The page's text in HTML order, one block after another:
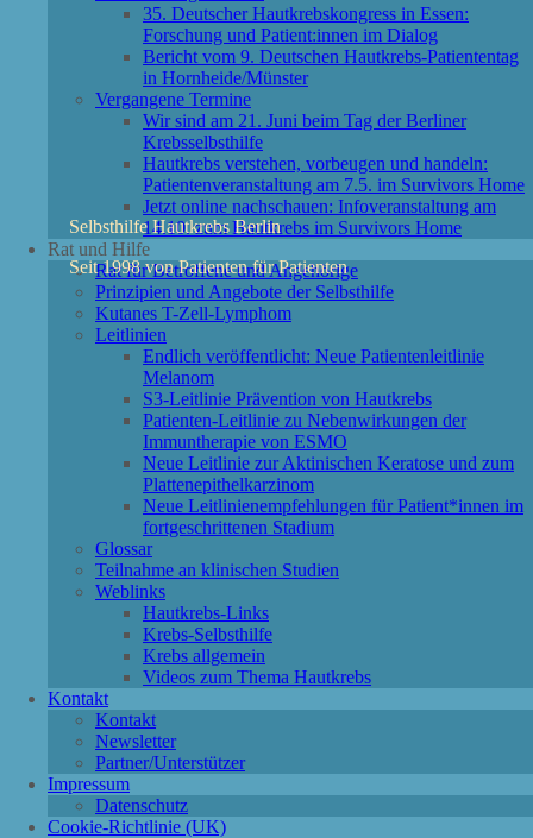
35. Deutscher Hautkrebskongress in Essen:
Forschung und Patient:innen im Dialog
Bericht vom 9. Deutschen Hautkrebs-Patiententag
in Hornheide/Münster
Vergangene Termine
Wir sind am 21. Juni beim Tag der Berliner
Krebsselbsthilfe
Hautkrebs verstehen, vorbeugen und handeln:
Patientenveranstaltung am 7.5. im Survivors Home
Jetzt online nachschauen: Infoveranstaltung am
14.10. zum Hautkrebs im Survivors Home
Rat und Hilfe
Rat für Betroffene und Angehörige
Prinzipien und Angebote der Selbsthilfe
Kutanes T-Zell-Lymphom
Leitlinien
Endlich veröffentlicht: Neue Patientenleitlinie
Melanom
S3-Leitlinie Prävention von Hautkrebs
Patienten-Leitlinie zu Nebenwirkungen der
Immuntherapie von ESMO
Neue Leitlinie zur Aktinischen Keratose und zum
Plattenepithelkarzinom
Neue Leitlinienempfehlungen für Patient*innen im
fortgeschrittenen Stadium
Glossar
Teilnahme an klinischen Studien
Weblinks
Hautkrebs-Links
Krebs-Selbsthilfe
Krebs allgemein
Videos zum Thema Hautkrebs
Kontakt
Kontakt
Newsletter
Partner/Unterstützer
Impressum
Datenschutz
Cookie-Richtlinie (UK)
Selbsthilfe Hautkrebs Berlin
Seit 1998 von Patienten für Patienten